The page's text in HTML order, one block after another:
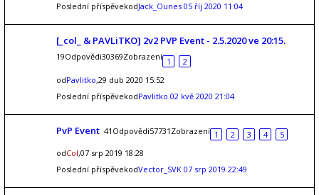
Poslední příspěvekodJack_Ounes 05 říj 2020 11:04
[_col_ & PAVLiTKO] 2v2 PVP Event - 2.5.2020 ve 20:15.
19Odpovědi30369Zobrazení 1
2
odPavlitko,29 dub 2020 15:52
Poslední příspěvekodPavlitko 02 kvě 2020 21:04
PvP Event 41Odpovědi57731Zobrazení 1 2 3 4
5
odCol,07 srp 2019 18:28
Poslední příspěvekodVector_SVK 07 srp 2019 22:49